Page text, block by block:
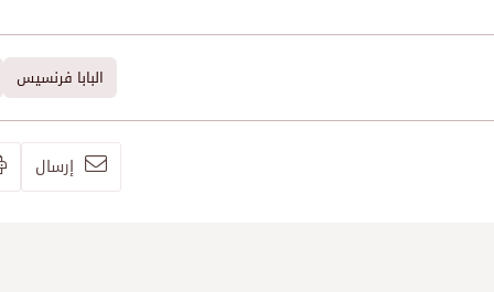
البابا فرنسيس
إرسال